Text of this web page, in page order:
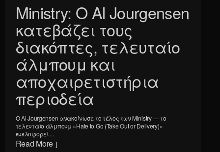
Ministry: Ο Al Jourgensen
κατεβάζει τους
διακόπτες, τελευταίο
άλμπουμ και
αποχαιρετιστήρια
περιοδεία
Ο Al Jourgensen ανακοίνωσε το τέλος των Ministry — το
τελευταίο άλμπουμ «Hate to Go (Take Out or Delivery)»
κυκλοφορεί ...
Read More